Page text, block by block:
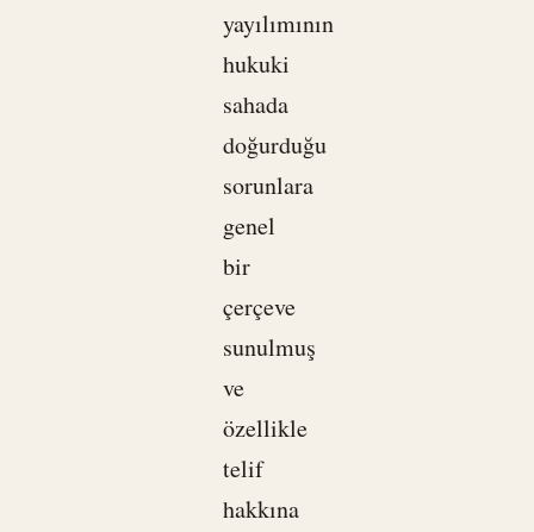
yayılımının
hukuki
sahada
doğurduğu
sorunlara
genel
bir
çerçeve
sunulmuş
ve
özellikle
telif
hakkına